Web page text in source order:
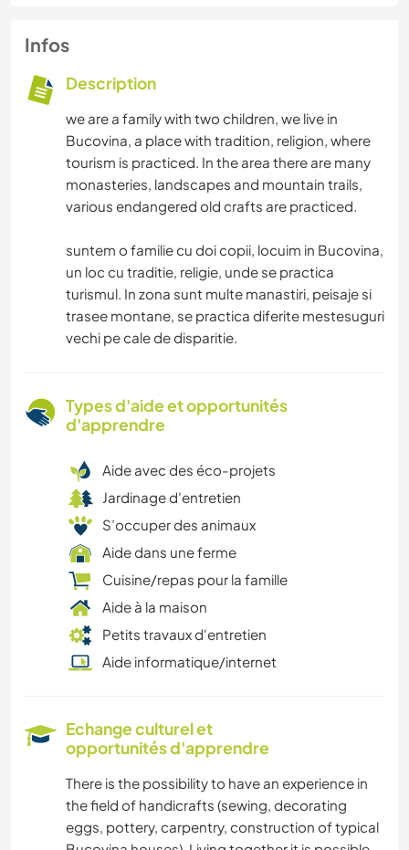
Infos
Description
we are a family with two children, we live in
Bucovina, a place with tradition, religion, where
tourism is practiced. In the area there are many
monasteries, landscapes and mountain trails,
various endangered old crafts are practiced.
suntem o familie cu doi copii, locuim in Bucovina,
un loc cu traditie, religie, unde se practica
turismul. In zona sunt multe manastiri, peisaje si
trasee montane, se practica diferite mestesuguri
vechi pe cale de disparitie.
Types d'aide et opportunités
d'apprendre
Aide avec des éco-projets
Jardinage d'entretien
S’occuper des animaux
Aide dans une ferme
Cuisine/repas pour la famille
Aide à la maison
Petits travaux d'entretien
Aide informatique/internet
Echange culturel et
opportunités d'apprendre
There is the possibility to have an experience in
the field of handicrafts (sewing, decorating
eggs, pottery, carpentry, construction of typical